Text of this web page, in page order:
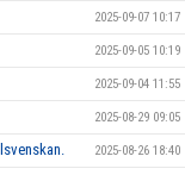
2025-09-07 10:17
2025-09-05 10:19
2025-09-04 11:55
2025-08-29 09:05
2025-08-26 18:40